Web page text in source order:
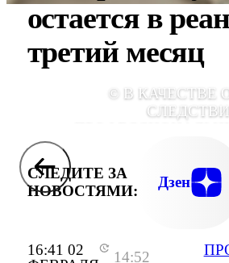
16:41 02
14:52
остается в
третий месяц
© В КАЧЕСТВЕ
СЛЕДИТЕ ЗА
НОВОСТЯМИ:
Дзен